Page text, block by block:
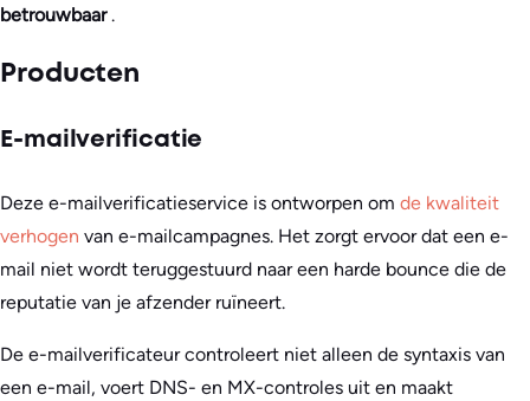
betrouwbaar.
Producten
E-mailverificatie
Deze e-mailverificatieservice is ontworpen om de kwaliteit
verhogen van e-mailcampagnes. Het zorgt ervoor dat een e-
mail niet wordt teruggestuurd naar een harde bounce die de
reputatie van je afzender ruïneert.
De e-mailverificateur controleert niet alleen de syntaxis van
een e-mail, voert DNS- en MX-controles uit en maakt